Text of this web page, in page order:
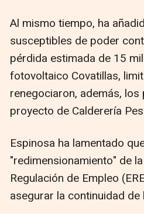
Al mismo tiempo, ha
susceptibles de poder
pérdida estimada de 15
fotovoltaico Covatillas,
renegociaron, además,
proyecto de Calderería
Espinosa ha lamentado
"redimensionamiento" de
Regulación de Empleo
asegurar la continuidad de